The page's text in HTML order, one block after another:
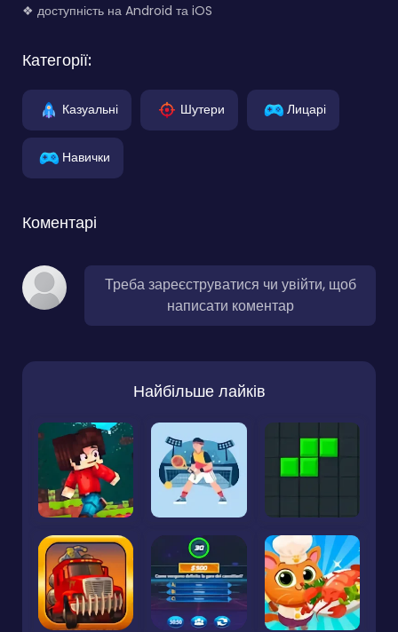
❖ доступність на Android та iOS
Категорії:
Казуальні Шутери Лицарі
Навички
Коментарі
Треба зареєструватися чи увійти, щоб
написати коментар
Найбільше лайків